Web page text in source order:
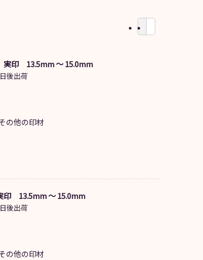
印 13.5mm ～ 15.0mm
後出荷
の他の印材
印 13.5mm ～ 15.0mm
後出荷
の他の印材